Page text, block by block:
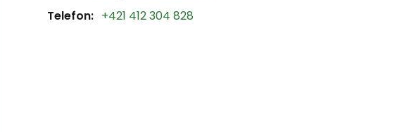
Telefon: +421 412 304 828